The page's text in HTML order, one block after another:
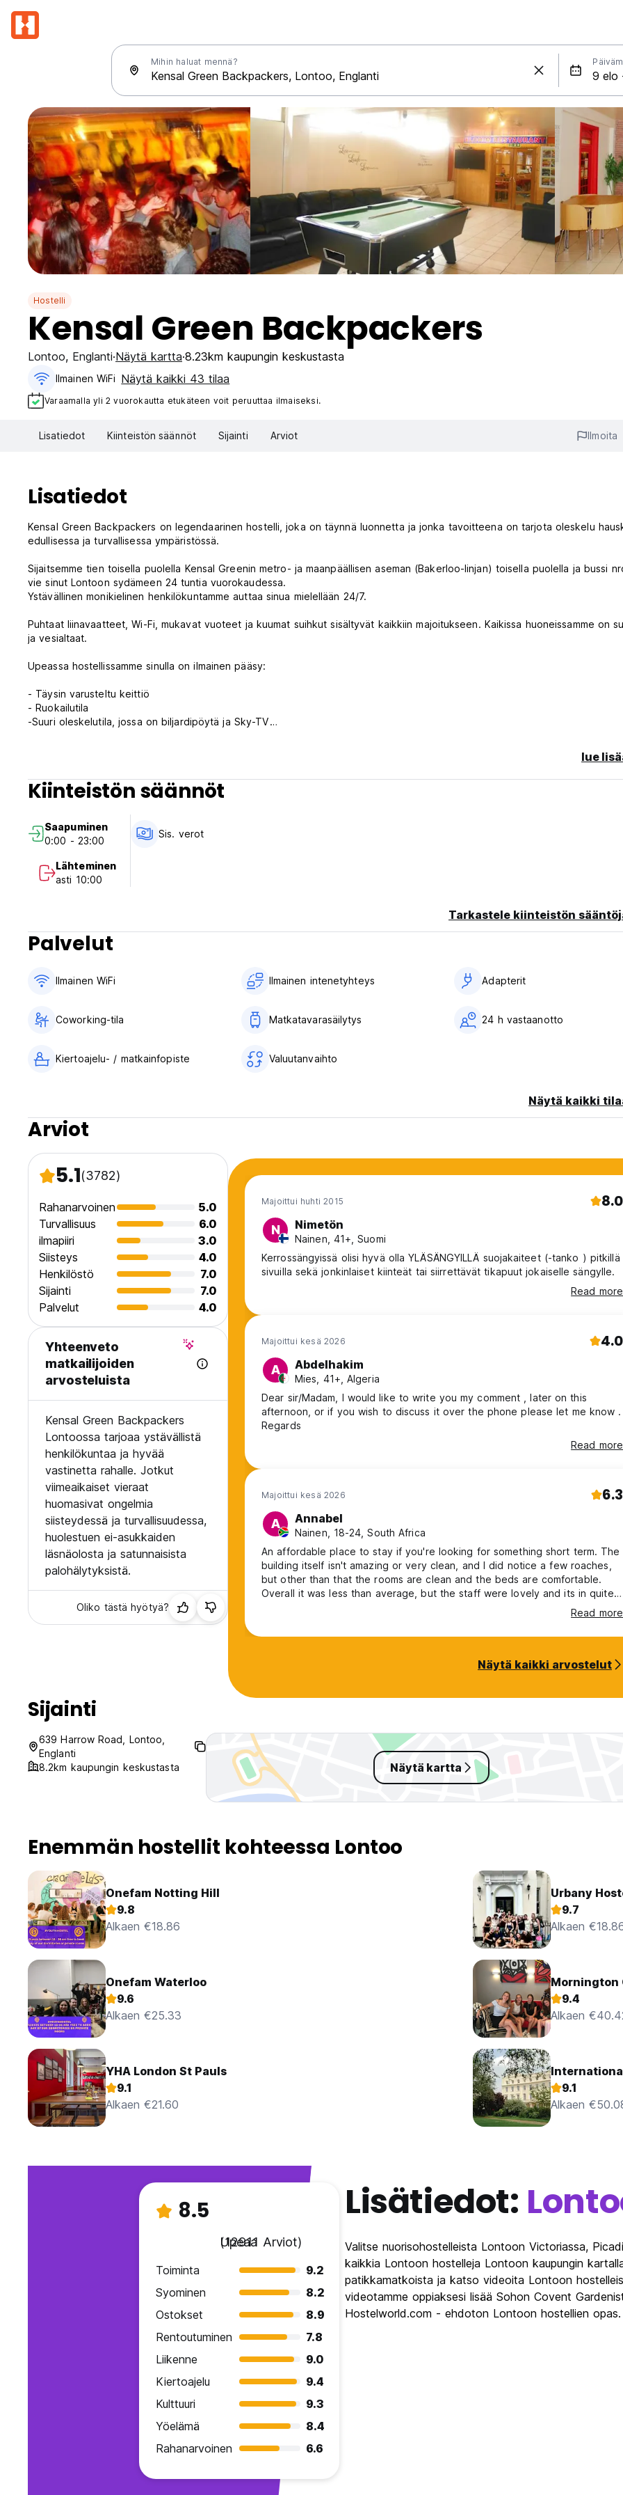
Mihin haluat mennä?
Hostelli
Kensal Green Backpackers
Lontoo, Englanti Näytä kartta 8.23km kaupungin keskustasta
Ilmainen WiFi Näytä kaikki 43 tilaa
Varaamalla yli 2 vuorokautta etukäteen voit peruuttaa ilmaiseksi.
Lisatiedot Kiinteistön säännöt Sijainti Arviot Ilmoita
Lisatiedot
Kensal Green Backpackers on legendaarinen hostelli, joka on täynnä luonnetta ja jonka tavoitteena on tarjota oleskelu
edullisessa ja turvallisessa ympäristössä.
Sijaitsemme tien toisella puolella Kensal Greenin metro- ja maanpäällisen aseman (Bakerloo-linjan) toisella puolella ja bussi
vie sinut Lontoon sydämeen 24 tuntia vuorokaudessa.
Ystävällinen monikielinen henkilökuntamme auttaa sinua mielellään 24/7.
Puhtaat liinavaatteet, Wi-Fi, mukavat vuoteet ja kuumat suihkut sisältyvät kaikkiin majoitukseen. Kaikissa huoneissamme on
ja vesialtaat.
Upeassa hostellissamme sinulla on ilmainen pääsy:
- Täysin varusteltu keittiö
- Ruokailutila
-Suuri oleskelutila, jossa on biljardipöytä ja Sky-TV
- Pesulapalvelu (pesu ja kuivaus)
-Ravintola
-Aamiainen saatavilla kohtuulliseen hintaan
-Varasto
- Adapterit
Huomaathan, että sisäänkirjautumisen yhteydessä on esitettävä voimassa oleva kuvallinen henkilöllisyystodistus. Pyydämme
punnan avaintalletuksen, joka palautetaan sinulle uloskirjautumisen yhteydessä.
lue
Kiinteistön säännöt
Saapuminen
0:00 - 23:00
Lähteminen
asti 10:00
Sis. verot
Tarkastele kiinteistön
Palvelut
Ilmainen WiFi Ilmainen intenetyhteys Adapterit
Coworking-tila Matkatavarasäilytys 24 h vastaanotto
Kiertoajelu- / matkainfopiste Valuutanvaihto
Näytä kaikki
Arviot
5.1(3782)
Rahanarvoinen
5.0
Turvallisuus
6.0
ilmapiiri
3.0
Siisteys
4.0
Henkilöstö
7.0
Sijainti
7.0
Palvelut
4.0
Yhteenveto
matkailijoiden
arvosteluista
Kensal Green Backpackers
Lontoossa tarjoaa ystävällistä
henkilökuntaa ja hyvää
vastinetta rahalle. Jotkut
viimeaikaiset vieraat
huomasivat ongelmia
siisteydessä ja turvallisuudessa,
huolestuen ei-asukkaiden
läsnäolosta ja satunnaisista
palohälytyksistä.
Oliko tästä hyötyä?
Majoittui huhti 2015 8.0
N Nimetön
Nainen, 41+, Suomi
Kerrossängyissä olisi hyvä olla YLÄSÄNGYILLÄ suojakaiteet (-tanko ) pitkillä
sivuilla sekä jonkinlaiset kiinteät tai siirrettävät tikapuut jokaiselle sängylle.
Read more
Majoittui kesä 2026 4.0
A Abdelhakim
Mies, 41+, Algeria
Dear sir/Madam, I would like to write you my comment , later on this
afternoon, or if you wish to discuss it over the phone please let me know .
Regards
Read more
Majoittui kesä 2026 6.3
A Annabel
Nainen, 18-24, South Africa
An affordable place to stay if you're looking for something short term. The
building itself isn't amazing or very clean, and I did notice a few roaches,
but other than that the rooms are clean and the beds are comfortable.
Overall it was less than average, but the staff were lovely and its in quite a
Read more
Näytä kaikki arvostelut
Sijainti
639 Harrow Road, Lontoo,
Englanti
8.2km kaupungin keskustasta
Näytä kartta
Enemmän hostellit kohteessa Lontoo
Onefam Notting Hill
9.8
Alkaen €18.86
Urbany
9.7
Alkaen
Onefam Waterloo
9.6
Alkaen €25.33
Mornington
9.4
Alkaen
YHA London St Pauls
9.1
Alkaen €21.60
9.1
Alkaen
8.5
Upeaa
(12911 Arviot)
Toiminta
9.2
Syominen
8.2
Ostokset
8.9
Rentoutuminen
7.8
Liikenne
9.0
Kiertoajelu
9.4
Kulttuuri
9.3
Yöelämä
8.4
Rahanarvoinen
6.6
Lisätiedot:
Valitse nuorisohostelleista Lontoon Victoriassa,
kaikkia Lontoon hostelleja Lontoon kaupungin
patikkamatkoista ja katso videoita Lontoon
videotamme oppiaksesi lisää Sohon Covent
Hostelworld.com - ehdoton Lontoon hostellien opas.